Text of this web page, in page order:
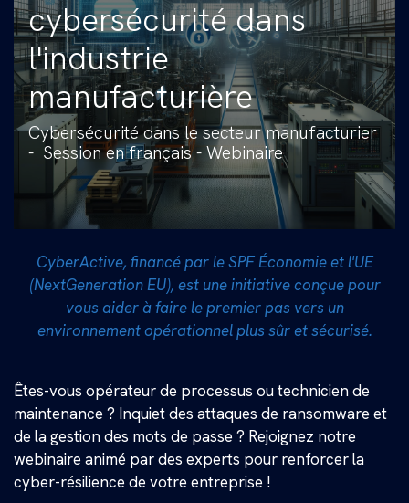
cybersécurité dans
l'industrie
manufacturière
Cybersécurité dans le secteur manufacturier
- Session en français - Webinaire
CyberActive, financé par le SPF Économie et l'UE
(NextGeneration EU), est une initiative conçue pour
vous aider à faire le premier pas vers un
environnement opérationnel plus sûr et sécurisé.
Êtes-​vous opérateur de processus ou technicien de
maintenance ? Inquiet des attaques de ransomware et
de la gestion des mots de passe ? Rejoignez notre
webinaire animé par des experts pour renforcer la
cyber-résilience de votre entreprise !